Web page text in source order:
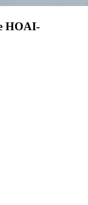
HOAI-